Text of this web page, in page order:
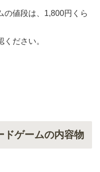
の値段は、1,800円くら
ださい。
ドゲームの内容物